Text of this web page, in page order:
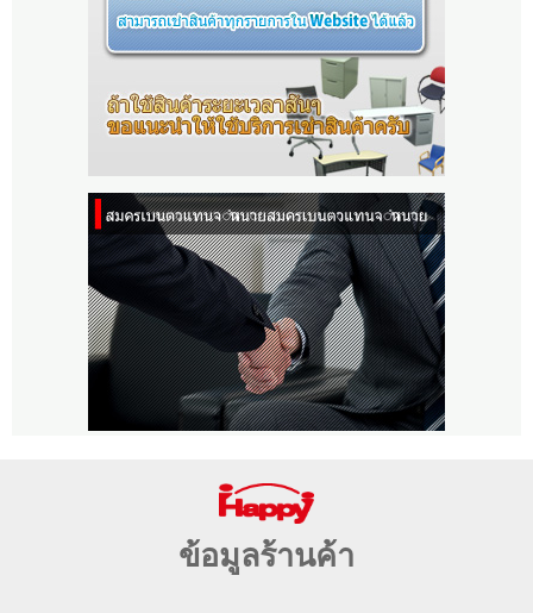
ข้อมูลร้านค้า